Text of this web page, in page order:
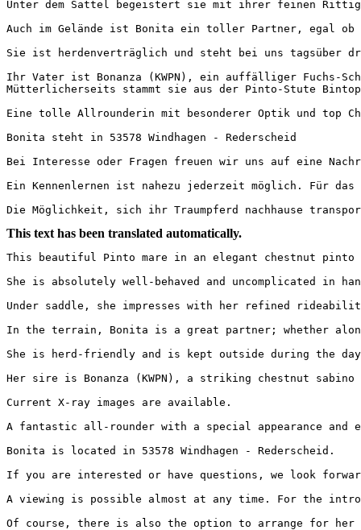
Unter dem Sattel begeistert sie mit ihrer feinen
Auch im Gelände ist Bonita ein toller Partner, egal
Sie ist herdenverträglich und steht bei uns tagsüber
Ihr Vater ist Bonanza (KWPN), ein auffälliger Fuchs-
Mütterlicherseits stammt sie aus der Pinto-Stute
Eine tolle Allrounderin mit besonderer Optik und top
Bonita steht in 53578 Windhagen - Rederscheid
Bei Interesse oder Fragen freuen wir uns auf eine
Ein Kennenlernen ist nahezu jederzeit möglich. Für
Die Möglichkeit, sich ihr Traumpferd nachhause
This text has been translated automatically.
This beautiful Pinto mare in an elegant chestnut
She is absolutely well-behaved and uncomplicated in
Under saddle, she impresses with her refined
In the terrain, Bonita is a great partner; whether
She is herd-friendly and is kept outside during the
Her sire is Bonanza (KWPN), a striking chestnut
Current X-ray images are available.
A fantastic all-rounder with a special appearance
Bonita is located in 53578 Windhagen - Rederscheid.
If you are interested or have questions, we look
A viewing is possible almost at any time. For the
Of course, there is also the option to arrange for her